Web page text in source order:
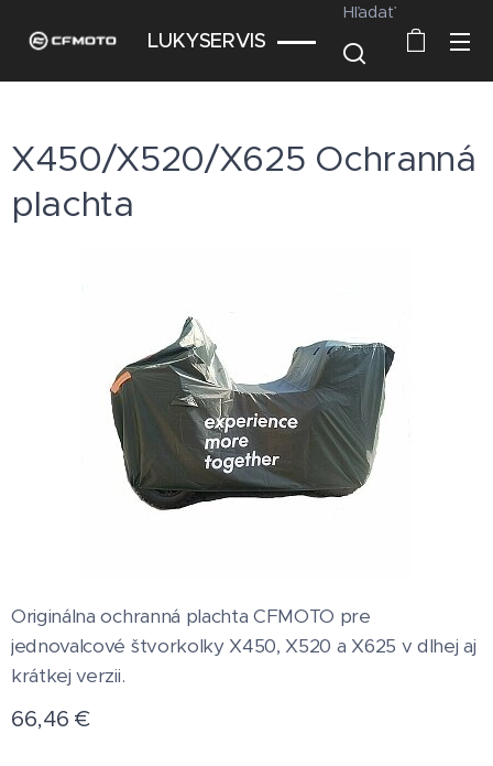
LUKYSERVIS
Hľadať
X450/X520/X625 Ochranná
plachta
Originálna ochranná plachta CFMOTO pre
jednovalcové štvorkolky X450, X520 a X625 v dlhej aj
krátkej verzii.
66,46 €